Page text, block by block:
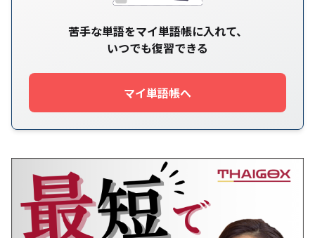
苦手な単語をマイ単語帳に入れて、
いつでも復習できる
マイ単語帳へ